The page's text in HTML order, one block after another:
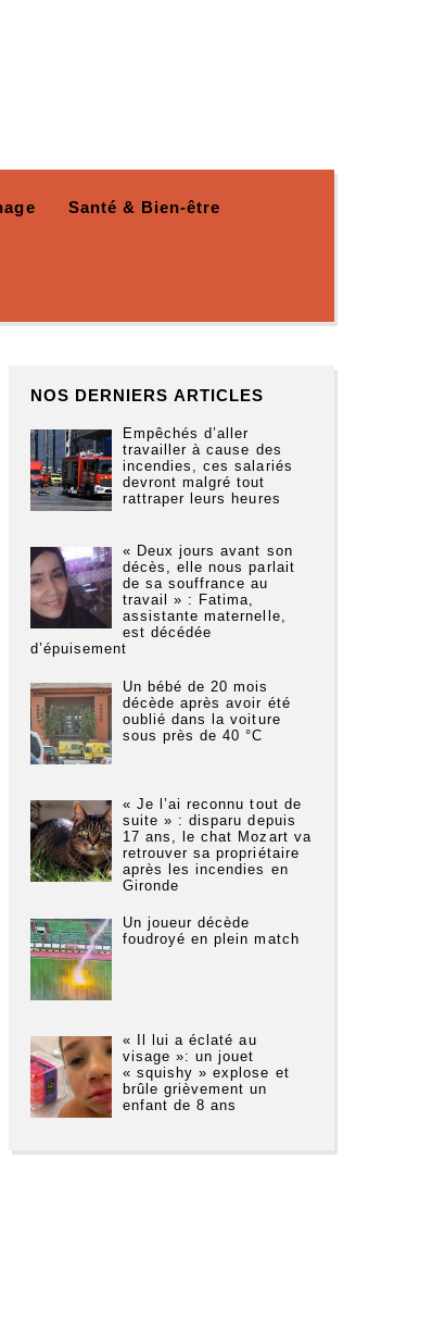
Santé & Bien-être
NOS DERNIERS ARTICLES
Empêchés d’aller
travailler à cause des
incendies, ces salariés
devront malgré tout
rattraper leurs heures
« Deux jours avant son
décès, elle nous parlait
de sa souffrance au
travail » : Fatima,
assistante maternelle,
est décédée
d’épuisement
Un bébé de 20 mois
décède après avoir été
oublié dans la voiture
sous près de 40 °C
« Je l’ai reconnu tout de
suite » : disparu depuis
17 ans, le chat Mozart va
retrouver sa propriétaire
après les incendies en
Gironde
Un joueur décède
foudroyé en plein match
« Il lui a éclaté au
visage »: un jouet
« squishy » explose et
brûle grièvement un
enfant de 8 ans